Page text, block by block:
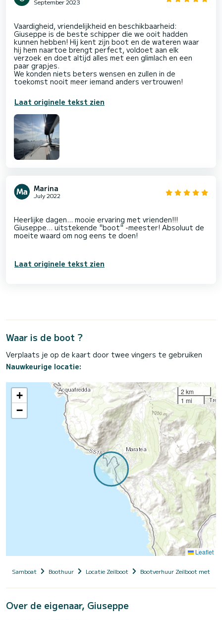
September 2023
Vaardigheid, vriendelijkheid en beschikbaarheid:
Giuseppe is de beste schipper die we ooit hadden
kunnen hebben! Hij kent zijn boot en de wateren waar
hij hem naartoe brengt perfect, voldoet aan elk
verzoek en doet altijd alles met een glimlach en een
paar grapjes.
We konden niets beters wensen en zullen in de
Laat originele tekst zien
Marina
July 2022
Heerlijke dagen... mooie ervaring met vrienden!!!
Giuseppe... uitstekende "boot" -meester! Absoluut de
moeite waard om nog eens te doen!
Laat originele tekst zien
Waar is de boot ?
Verplaats je op de kaart door twee vingers te gebruiken
Nauwkeurige locatie:
+
−
2 km
1 mi
Leaflet
Samboat Boothuur Locatie Zeilboot Bootverhuur Zeilboot met
Over de eigenaar, Giuseppe